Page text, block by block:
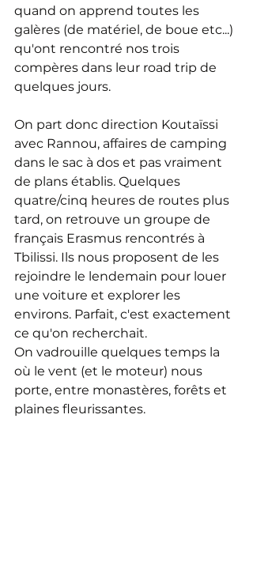
quand on apprend toutes les
galères (de matériel, de boue etc...)
qu'ont rencontré nos trois
compères dans leur road trip de
quelques jours.
On part donc direction Koutaïssi
avec Rannou, affaires de camping
dans le sac à dos et pas vraiment
de plans établis. Quelques
quatre/cinq heures de routes plus
tard, on retrouve un groupe de
français Erasmus rencontrés à
Tbilissi. Ils nous proposent de les
rejoindre le lendemain pour louer
une voiture et explorer les
environs. Parfait, c'est exactement
ce qu'on recherchait.
On vadrouille quelques temps la
où le vent (et le moteur) nous
porte, entre monastères, forêts et
plaines fleurissantes.